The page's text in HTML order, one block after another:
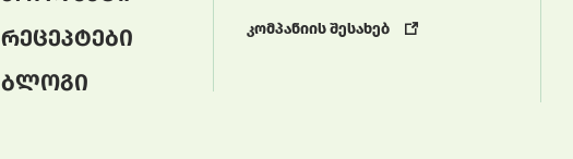
რეცეპტები
ბლოგი
კომპანიის შესახებ